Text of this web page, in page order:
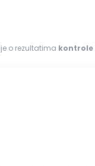
o rezultatima kontrole